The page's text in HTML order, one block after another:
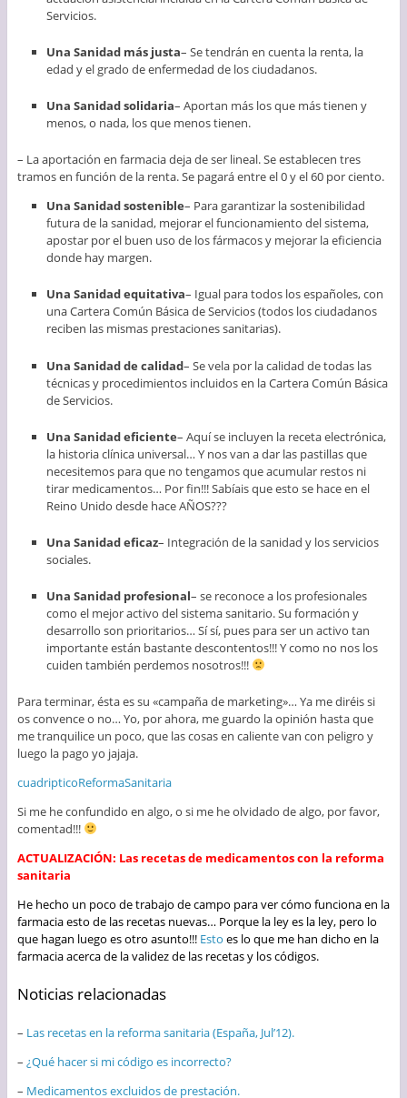
Servicios.
Una Sanidad más justa– Se tendrán en cuenta la renta, la
edad y el grado de enfermedad de los ciudadanos.
Una Sanidad solidaria– Aportan más los que más tienen y
menos, o nada, los que menos tienen.
– La aportación en farmacia deja de ser lineal. Se establecen tres
tramos en función de la renta. Se pagará entre el 0 y el 60 por ciento.
Una Sanidad sostenible– Para garantizar la sostenibilidad
futura de la sanidad, mejorar el funcionamiento del sistema,
apostar por el buen uso de los fármacos y mejorar la eficiencia
donde hay margen.
Una Sanidad equitativa– Igual para todos los españoles, con
una Cartera Común Básica de Servicios (todos los ciudadanos
reciben las mismas prestaciones sanitarias).
Una Sanidad de calidad– Se vela por la calidad de todas las
técnicas y procedimientos incluidos en la Cartera Común Básica
de Servicios.
Una Sanidad eficiente– Aquí se incluyen la receta electrónica,
la historia clínica universal… Y nos van a dar las pastillas que
necesitemos para que no tengamos que acumular restos ni
tirar medicamentos… Por fin!!! Sabíais que esto se hace en el
Reino Unido desde hace AÑOS???
Una Sanidad eficaz– Integración de la sanidad y los servicios
sociales.
Una Sanidad profesional– se reconoce a los profesionales
como el mejor activo del sistema sanitario. Su formación y
desarrollo son prioritarios… Sí sí, pues para ser un activo tan
importante están bastante descontentos!!! Y como no nos los
cuiden también perdemos nosotros!!!
Para terminar, ésta es su «campaña de marketing»… Ya me diréis si
os convence o no… Yo, por ahora, me guardo la opinión hasta que
me tranquilice un poco, que las cosas en caliente van con peligro y
luego la pago yo jajaja.
cuadripticoReformaSanitaria
Si me he confundido en algo, o si me he olvidado de algo, por favor,
comentad!!!
ACTUALIZACIÓN: Las recetas de medicamentos con la reforma
sanitaria
He hecho un poco de trabajo de campo para ver cómo funciona en la
farmacia esto de las recetas nuevas… Porque la ley es la ley, pero lo
que hagan luego es otro asunto!!! Esto es lo que me han dicho en la
farmacia acerca de la validez de las recetas y los códigos.
Noticias relacionadas
– Las recetas en la reforma sanitaria (España, Jul’12).
– ¿Qué hacer si mi código es incorrecto?
– Medicamentos excluidos de prestación.